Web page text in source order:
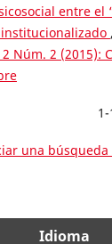
entre el
,
Núm. 2 (2015):
una
Idioma